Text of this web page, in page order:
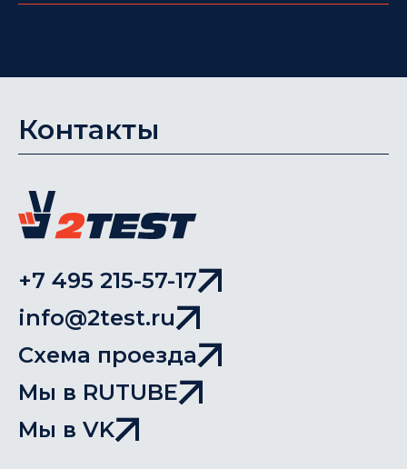
Контакты
+7 495 215-57-17
info@2test.ru
Схема проезда
Мы в RUTUBE
Мы в VK